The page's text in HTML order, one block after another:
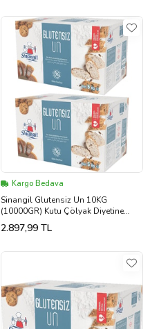
Kargo Bedava
Sinangil Glutensiz Un 10KG
(10000GR) Kutu Çölyak Diyetine
Uygun (2PK*5Kg)
2.897,99 TL